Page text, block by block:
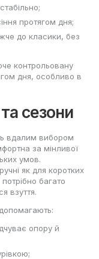
протягом дня;
до класики, без
контрольовану
дня, особливо в
сезони
вдалим вибором
за мінливої
умов.
як для коротких
багато
взуття.
опору й